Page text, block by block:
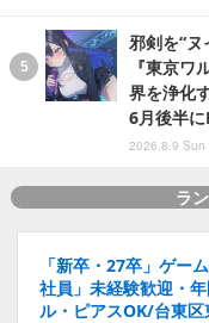
邪剣を“
『東京ワ
界を浄化
6月後半に
2026.8.9 Sun
ラ
「新卒・27卒」ゲー
社員」未経験歓迎・
ル・ピアスOK/台東区